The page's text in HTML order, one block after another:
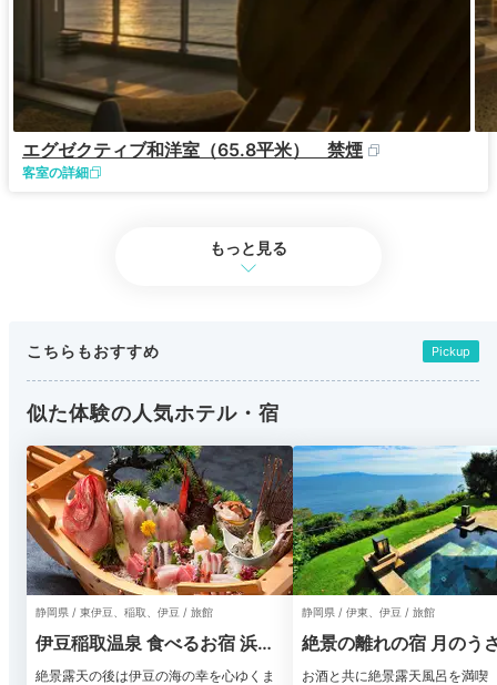
エグゼクティブ和洋室（65.8平米） 禁煙
客室の詳細
もっと見る
こちらもおすすめ Pickup
似た体験の人気ホテル・宿
静岡県 / 東伊豆、稲取、伊豆 / 旅館
伊豆稲取温泉 食べるお宿 浜の
湯
絶景露天の後は伊豆の海の幸を心ゆくま
静岡県 / 伊東、伊豆 / 旅館
絶景の離れの宿 月のう
お酒と共に絶景露天風呂を満